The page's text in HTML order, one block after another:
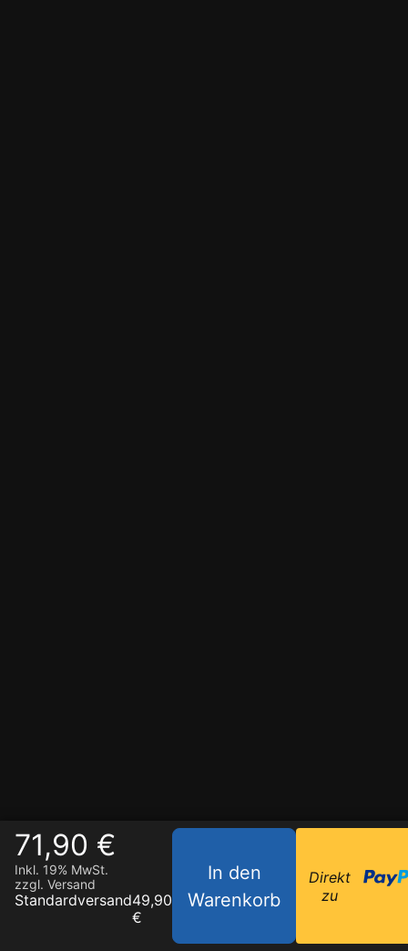
71,90 €
Inkl. 19% MwSt.
zzgl. Versand
Standardversand49,90
€
In den
Warenkorb
Direkt
zu